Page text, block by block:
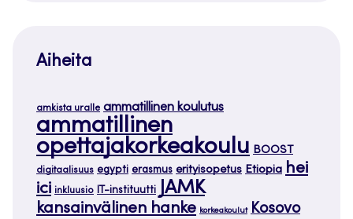
Aiheita
amkista uralle ammatillinen koulutus
ammatillinen
opettajakorkeakoulu BOOST
digitaalisuus egypti erasmus erityisopetus Etiopia hei
ici inkluusio IT-instituutti JAMK
kansainvälinen hanke korkeakoulut Kosovo